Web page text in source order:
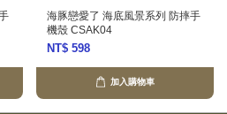
海豚戀愛了 海底風景系列 防摔手
機殼 CSAK04
NT$ 598
加入購物車